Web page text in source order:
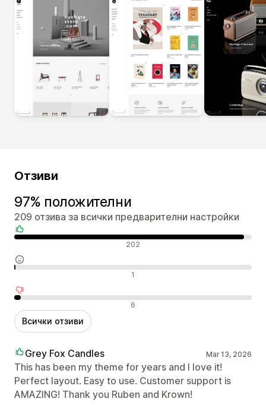
Отзиви
97% положителни
209 отзива за всички предварителни настройки
Положителни отзиви 202
Неутрални отзиви 1
Отрицателни отзиви 6
Всички отзиви
Grey Fox Candles Mar 13, 2026
This has been my theme for years and I love it!
Perfect layout. Easy to use. Customer support is
AMAZING! Thank you Ruben and Krown!